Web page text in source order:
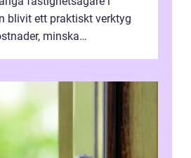
blivit ett praktiskt verktyg
minska